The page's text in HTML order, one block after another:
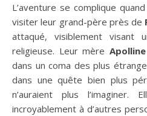
L’aventure se complique
visiter leur grand-père près de
attaqué, visiblement visant
religieuse. Leur mère Apolline
dans un coma des plus
dans une quête bien plus
n’auraient plus l’imaginer.
incroyablement à d’autres